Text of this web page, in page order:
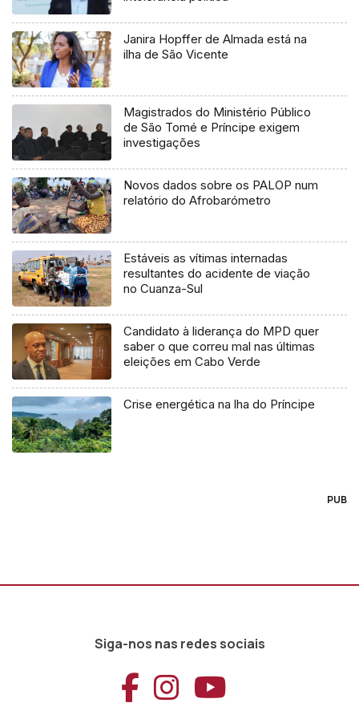
Janira Hopffer de Almada está na
ilha de São Vicente
Magistrados do Ministério Público
de São Tomé e Príncipe exigem
investigações
Novos dados sobre os PALOP num
relatório do Afrobarómetro
Estáveis as vítimas internadas
resultantes do acidente de viação
no Cuanza-Sul
Candidato à liderança do MPD quer
saber o que correu mal nas últimas
eleições em Cabo Verde
Crise energética na lha do Príncipe
PUB
Siga-nos nas redes sociais
Aceder ao
Aceder ao
Aceder